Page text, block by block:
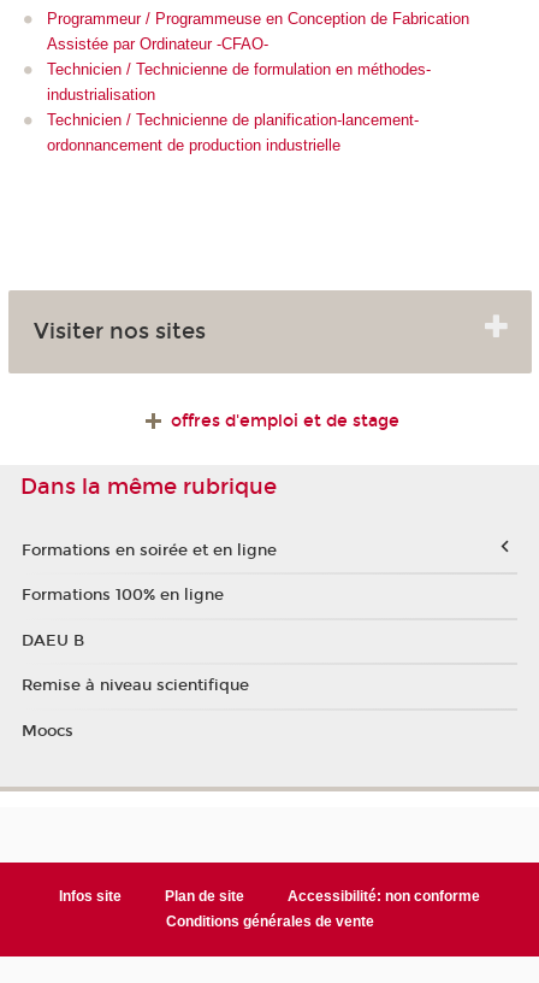
Programmeur / Programmeuse en Conception de Fabrication
Assistée par Ordinateur -CFAO-
Technicien / Technicienne de formulation en méthodes-
industrialisation
Technicien / Technicienne de planification-lancement-
ordonnancement de production industrielle
Visiter nos sites
offres d'emploi et de stage
Dans la même rubrique
Formations en soirée et en ligne
Formations 100% en ligne
DAEU B
Remise à niveau scientifique
Moocs
Infos site Plan de site
Accessibilité: non conforme
Conditions générales de vente